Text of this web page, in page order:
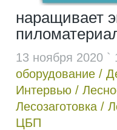
наращивает
13 ноября 2020
оборудование /
Интервью /
Лесозаготовка /
ЦБП